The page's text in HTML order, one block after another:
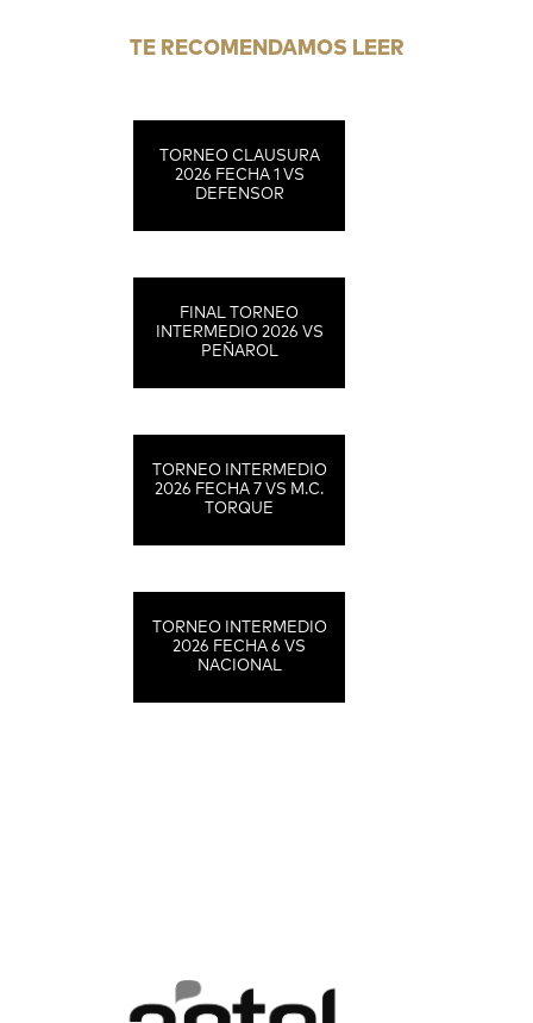
TE RECOMENDAMOS LEER
TORNEO CLAUSURA
2026 FECHA 1 VS
DEFENSOR
FINAL TORNEO
INTERMEDIO 2026 VS
PEÑAROL
TORNEO INTERMEDIO
2026 FECHA 7 VS M.C.
TORQUE
TORNEO INTERMEDIO
2026 FECHA 6 VS
NACIONAL